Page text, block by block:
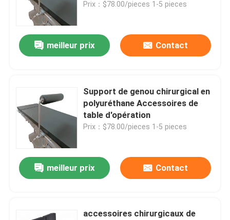
de support du genou SS304
Prix：$78.00/pieces 1-5 pieces
meilleur prix Contact
Support de genou chirurgical en
polyuréthane Accessoires de
table d'opération
Prix：$78.00/pieces 1-5 pieces
meilleur prix Contact
accessoires chirurgicaux de